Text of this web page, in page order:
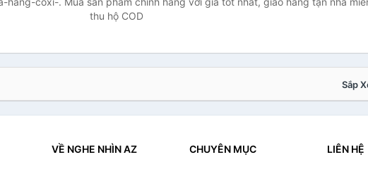
thu hộ COD
Sắp
VỀ NGHE NHÌN AZ CHUYÊN MỤC LIÊN HỆ